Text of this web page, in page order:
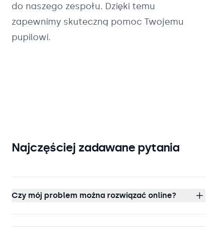
do naszego zespołu. Dzięki temu
zapewnimy skuteczną pomoc Twojemu
pupilowi.
Najczęściej zadawane pytania
Czy mój problem można rozwiązać online?